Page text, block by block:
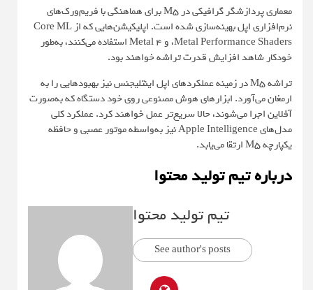
معماری پردازشگر گرافیکی در M5 برای هماهنگی با فریم‌ورک‌های
نرم‌افزاری اپل بهینه‌سازی شده است. اپلیکیشن‌هایی که از Core ML
،Metal Performance Shaders و Metal 4 استفاده می‌کنند، به‌طور
خودکار شاهد افزایش قدرت تراشه خواهند بود.
تراشه M5 در زمینه عملکردهای اپل اینتلیجنس نیز بهبودهایی را به
ارمغان می‌آورد. ابزارهای هوش مصنوعی روی خود دستگاه که به‌صورت
آفلاین اجرا می‌شوند، حالا سریع‌تر عمل خواهند کرد. عملکرد کلی
مدل‌های Apple Intelligence نیز به‌واسطه موتور عصبی و حافظه
یکپارچه M5 ارتقا می‌یابد.
درباره تیم تولید محتوا
تیم تولید محتوا
See author's posts